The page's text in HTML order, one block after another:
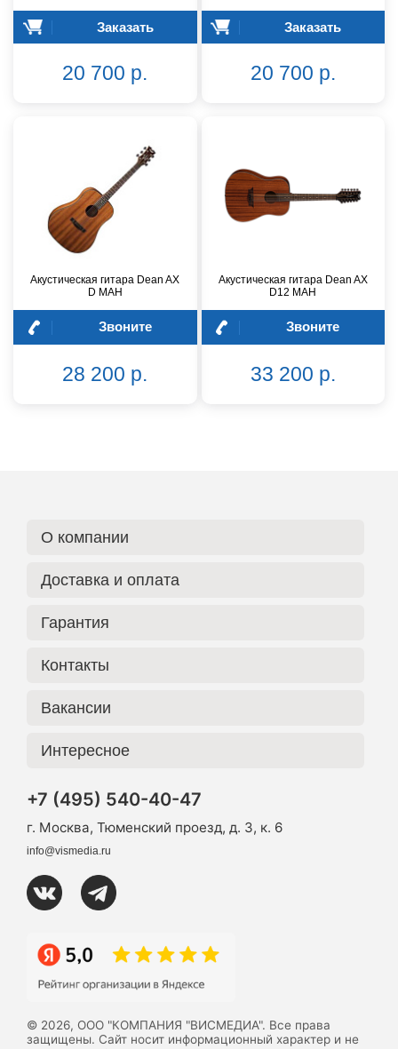
Заказать
20 700 р.
Заказать
20 700 р.
Акустическая гитара Dean AX
D MAH
Звоните
28 200 р.
Акустическая гитара Dean AX
D12 MAH
Звоните
33 200 р.
О компании
Доставка и оплата
Гарантия
Контакты
Вакансии
Интересное
+7 (495) 540-40-47
г. Москва, Тюменский проезд, д. 3, к. 6
info@vismedia.ru
© 2026, ООО "КОМПАНИЯ "ВИСМЕДИА". Все права
защищены. Сайт носит информационный характер и не